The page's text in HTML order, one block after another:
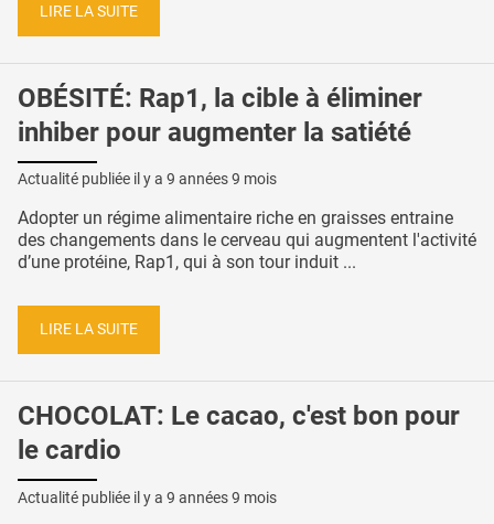
LIRE LA SUITE
OBÉSITÉ: Rap1, la cible à éliminer
inhiber pour augmenter la satiété
Actualité publiée il y a 9 années 9 mois
Adopter un régime alimentaire riche en graisses entraine
des changements dans le cerveau qui augmentent l'activité
d’une protéine, Rap1, qui à son tour induit ...
LIRE LA SUITE
CHOCOLAT: Le cacao, c'est bon pour
le cardio
Actualité publiée il y a 9 années 9 mois